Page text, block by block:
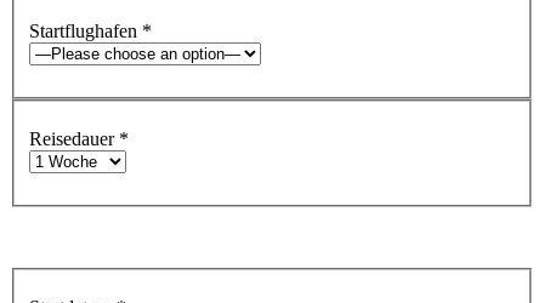
Startflughafen *
Reisedauer *